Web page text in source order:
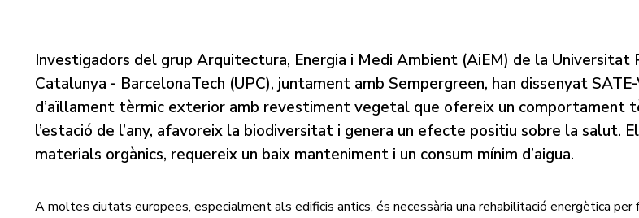
Investigadors del grup Arquitectura, Energia i Medi Ambient (AiEM) de la Universitat
Catalunya - BarcelonaTech (UPC), juntament amb Sempergreen, han dissenyat
d’aïllament tèrmic exterior amb revestiment vegetal que ofereix un comportament
l’estació de l’any, afavoreix la biodiversitat i genera un efecte positiu sobre la salut.
materials orgànics, requereix un baix manteniment i un consum mínim d’aigua.
A moltes ciutats europees, especialment als edificis antics, és necessària una rehabilitació energètica per